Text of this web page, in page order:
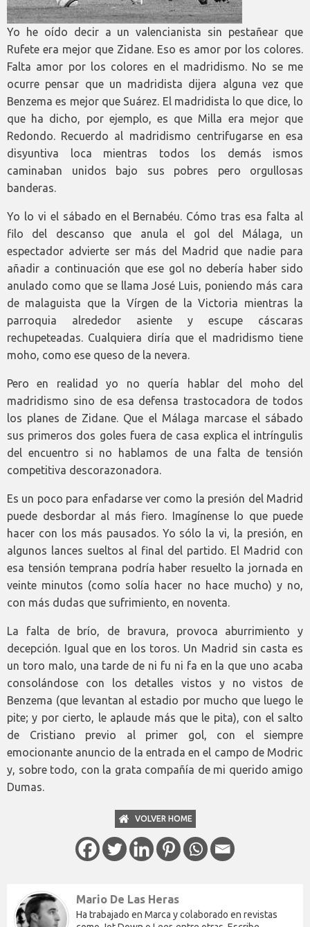
Yo he oído decir a un valencianista sin pestañear que
Rufete era mejor que Zidane. Eso es amor por los colores.
Falta amor por los colores en el madridismo. No se me
ocurre pensar que un madridista dijera alguna vez que
Benzema es mejor que Suárez. El madridista lo que dice, lo
que ha dicho, por ejemplo, es que Milla era mejor que
Redondo. Recuerdo al madridismo centrifugarse en esa
disyuntiva loca mientras todos los demás ismos
caminaban unidos bajo sus pobres pero orgullosas
banderas.
Yo lo vi el sábado en el Bernabéu. Cómo tras esa falta al
filo del descanso que anula el gol del Málaga, un
espectador advierte ser más del Madrid que nadie para
añadir a continuación que ese gol no debería haber sido
anulado como que se llama José Luis, poniendo más cara
de malaguista que la Vírgen de la Victoria mientras la
parroquia alrededor asiente y escupe cáscaras
rechupeteadas. Cualquiera diría que el madridismo tiene
moho, como ese queso de la nevera.
Pero en realidad yo no quería hablar del moho del
madridismo sino de esa defensa trastocadora de todos
los planes de Zidane. Que el Málaga marcase el sábado
sus primeros dos goles fuera de casa explica el intríngulis
del encuentro si no hablamos de una falta de tensión
competitiva descorazonadora.
Es un poco para enfadarse ver como la presión del Madrid
puede desbordar al más fiero. Imagínense lo que puede
hacer con los más pausados. Yo sólo la vi, la presión, en
algunos lances sueltos al final del partido. El Madrid con
esa tensión temprana podría haber resuelto la jornada en
veinte minutos (como solía hacer no hace mucho) y no,
con más dudas que sufrimiento, en noventa.
La falta de brío, de bravura, provoca aburrimiento y
decepción. Igual que en los toros. Un Madrid sin casta es
un toro malo, una tarde de ni fu ni fa en la que uno acaba
consolándose con los detalles vistos y no vistos de
Benzema (que levantan al estadio por mucho que luego le
pite; y por cierto, le aplaude más que le pita), con el salto
de Cristiano previo al primer gol, con el siempre
emocionante anuncio de la entrada en el campo de Modric
y, sobre todo, con la grata compañía de mi querido amigo
Dumas.
VOLVER HOME
Mario De Las Heras
Ha trabajado en Marca y colaborado en revistas